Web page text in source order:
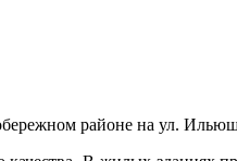
районе на ул.